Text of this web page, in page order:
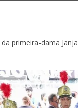
primeira-dama Janja